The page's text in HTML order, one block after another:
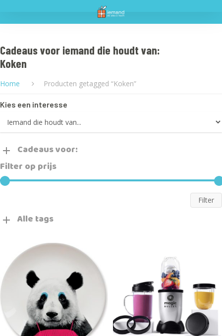
Hit enter to search or ESC to close
Cadeaus voor iemand die houdt van:
Koken
Home Producten getagged “Koken”
Kies een interesse
Cadeaus voor:
Filter op prijs
Filter
Alle tags
Home
FAQ